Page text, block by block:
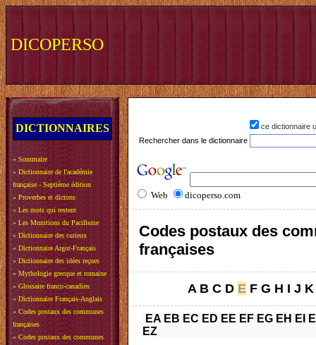
DICOPERSO
DICTIONNAIRES
» Sommaire
» Dictionnaire de l'académie
française - Septième édition
» Proverbes et dictons
» Les mots qui restent
» Les Munitions du Pacifisme
» Dictionnaire des curieux
» Dictionnaire Argot-Français
» Dictionnaire des idées reçues
» Mythologie grecque et romaine
» Glossaire franco-canadien
» Dictionnaire Français-Anglais
» Codes postaux des communes
françaises
» Codes postaux des communes
ce dictionnaire
Rechercher dans le dictionnaire
Web dicoperso.com
Codes postaux des
françaises
A B C D E F G H I J K
EA EB EC ED EE EF EG EH EI
EZ